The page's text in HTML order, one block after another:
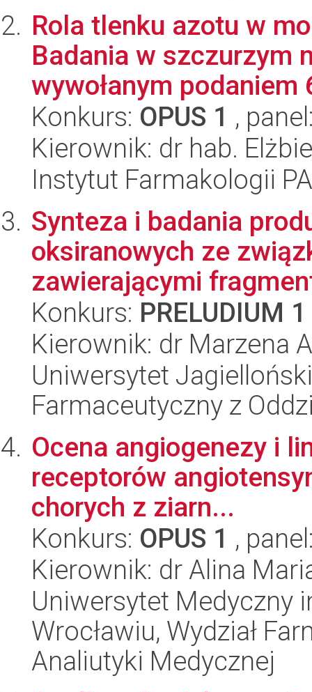
Rola tlenku azotu w
Badania w szczurzym
wywołanym podaniem
Konkurs: OPUS 1 ,
Kierownik: dr hab.
Instytut Farmakologii
Synteza i badania
oksiranowych ze
zawierającymi
Konkurs: PRELUDIUM 1
Kierownik: dr Marzena
Uniwersytet
Farmaceutyczny z
Ocena angiogenezy i
receptorów
chorych z ziarn...
Konkurs: OPUS 1 ,
Kierownik: dr Alina
Uniwersytet Medyczny
Wrocławiu, Wydział
Analiutyki Medycznej